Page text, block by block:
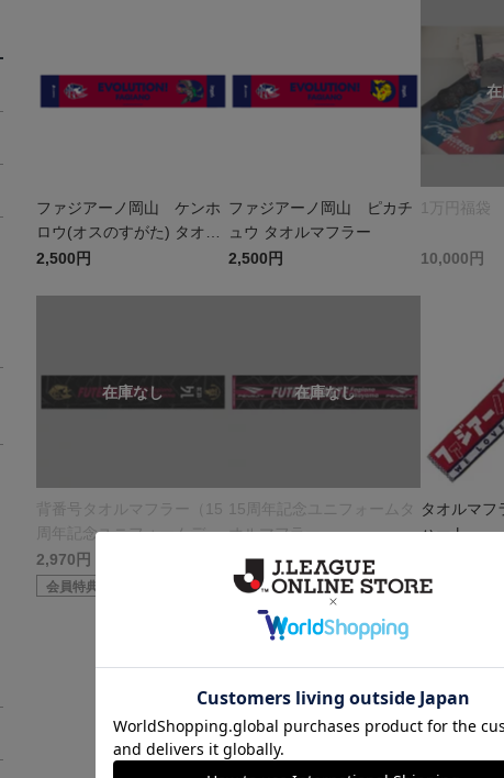
ファジアーノ岡山 ケンホ
ロウ(オスのすがた) タオル
マフラー
2,500円
ファジアーノ岡山 ピカチ
ュウ タオルマフラー
2,500円
1万円福袋
10,000円
背番号タオルマフラー（15
周年記念ユニフォームデザ
イン）
2,970円
会員特典
15周年記念ユニフォームタ
オルマフラー
1,980円
会員特典
タオルマフ
ハート
会員特典